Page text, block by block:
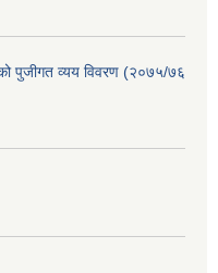
पुजीगत व्यय विवरण (२०७५/७६